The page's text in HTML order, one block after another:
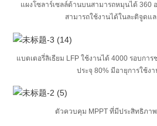
แผงโซลาร์เซลล์ด้านบนสามารถหมุนได้ 360
สามารถใช้งานได้ในละติจูดแ
แบตเตอรี่ลิเธียม LFP ใช้งานได้ 4000 รอบกา
ประจุ 80% มีอายุการใช้ง
ตัวควบคุม MPPT ที่มีประสิทธิภา